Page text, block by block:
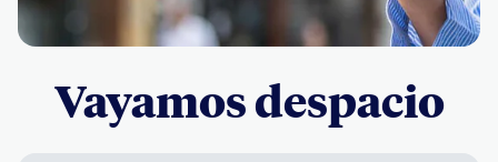
Vayamos despacio